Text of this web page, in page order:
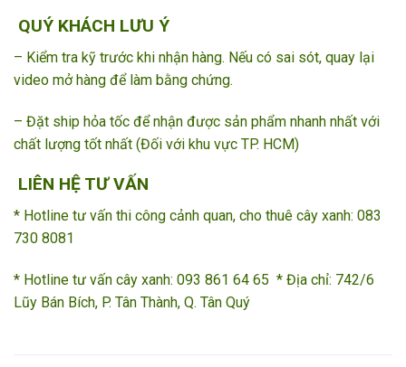
QUÝ KHÁCH LƯU Ý
– Kiểm tra kỹ trước khi nhận hàng. Nếu có sai sót, quay lại
video mở hàng để làm bằng chứng.
– Đặt ship hỏa tốc để nhận được sản phẩm nhanh nhất với
chất lượng tốt nhất (Đối với khu vực TP. HCM)
LIÊN HỆ TƯ VẤN
* Hotline tư vấn thi công cảnh quan, cho thuê cây xanh: 083
730 8081
* Hotline tư vấn cây xanh: 093 861 64 65 ­­ * Địa chỉ: 742/6
Lũy Bán Bích, P. Tân Thành, Q. Tân Quý